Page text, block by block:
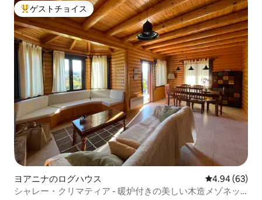
大好評のゲストチョイスです。
ゲストチョイス
ヨアニナのログハウス レビュー63
4.94 (63)
シャレー・クリマティア - 暖炉付きの美しい木造メゾネッ